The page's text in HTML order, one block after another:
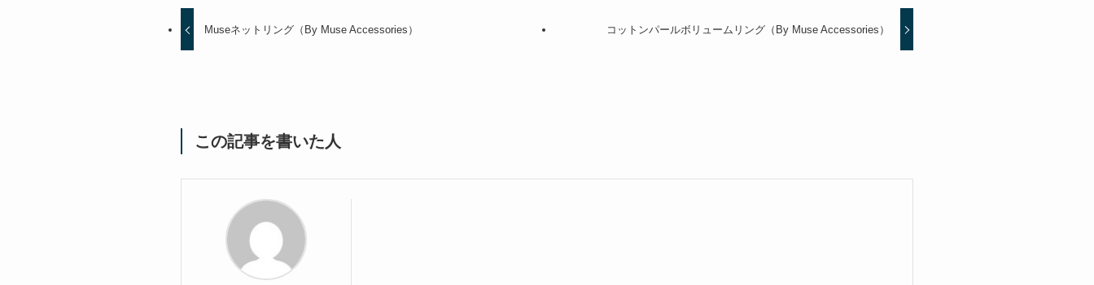
Museネットリング（By Muse Accessories） コットンパールボリュームリング（By Muse Accessories）
この記事を書いた人